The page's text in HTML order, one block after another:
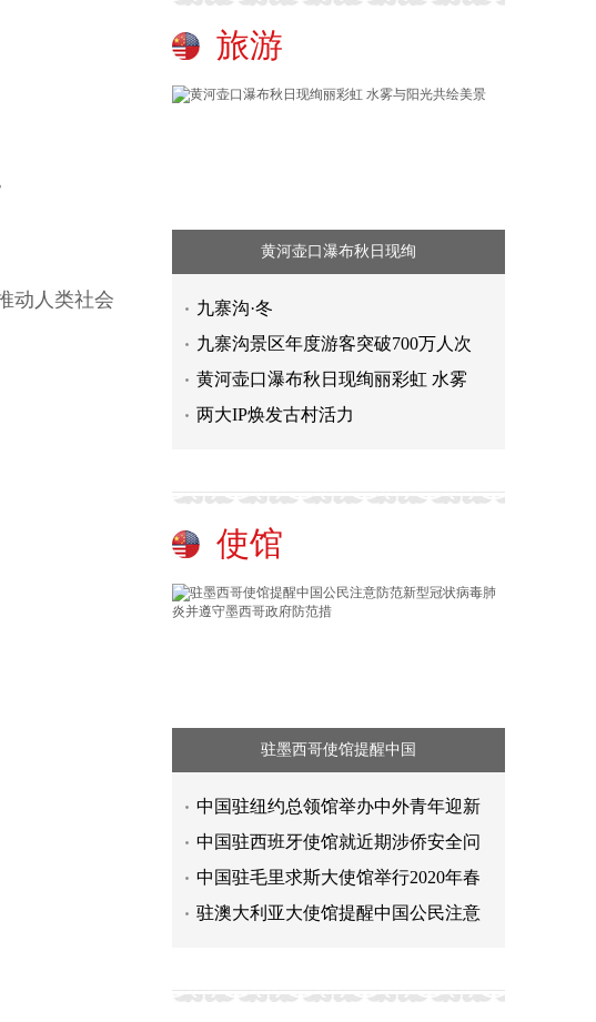
动人类社会
旅游
黄河壶口瀑布秋日现绚
九寨沟·冬
九寨沟景区年度游客突破700万人次
黄河壶口瀑布秋日现绚丽彩虹 水雾
两大IP焕发古村活力
使馆
驻墨西哥使馆提醒中国
中国驻纽约总领馆举办中外青年迎新
中国驻西班牙使馆就近期涉侨安全问
中国驻毛里求斯大使馆举行2020年春
驻澳大利亚大使馆提醒中国公民注意